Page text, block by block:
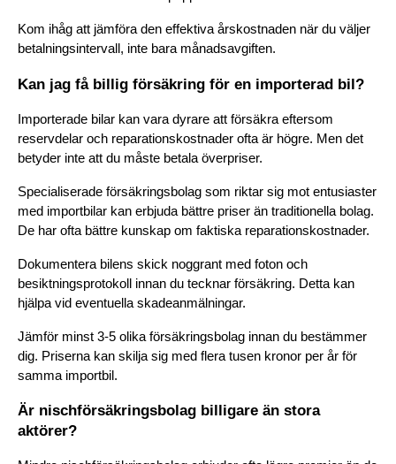
Kom ihåg att jämföra den effektiva årskostnaden när du väljer
betalningsintervall, inte bara månadsavgiften.
Kan jag få billig försäkring för en importerad bil?
Importerade bilar kan vara dyrare att försäkra eftersom
reservdelar och reparationskostnader ofta är högre. Men det
betyder inte att du måste betala överpriser.
Specialiserade försäkringsbolag som riktar sig mot entusiaster
med importbilar kan erbjuda bättre priser än traditionella bolag.
De har ofta bättre kunskap om faktiska reparationskostnader.
Dokumentera bilens skick noggrant med foton och
besiktningsprotokoll innan du tecknar försäkring. Detta kan
hjälpa vid eventuella skadeanmälningar.
Jämför minst 3-5 olika försäkringsbolag innan du bestämmer
dig. Priserna kan skilja sig med flera tusen kronor per år för
samma importbil.
Är nischförsäkringsbolag billigare än stora
aktörer?